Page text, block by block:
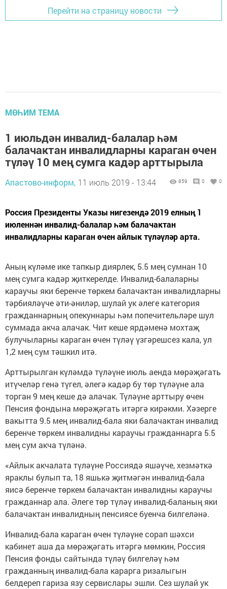
Перейти на страницу новости
МӨҺИМ ТЕМА
1 июльдән инвалид-балалар һәм
балачактан инвалидларны караган өчен
түләү 10 мең сумга кадәр арттырыла
Апастово-информ, 11 июль 2019 - 13:44 859 0 0
Россия Президенты Указы нигезендә 2019 елның 1
июленнән инвалид-балалар һәм балачактан
инвалидларны караган өчен айлык түләүләр арта.
Аның күләме ике тапкыр диярлек, 5.5 мең сумнан 10
мең сумга кадәр җиткерелде. Инвалид-балаларны
караучы яки беренче төркем балачактан инвалидларны
тәрбияләүче әти-әниләр, шулай ук әлеге категория
гражданнарның опекуннары һәм попечительләре шул
суммада акча алачак. Чит кеше ярдәменә мохтаҗ
булучыларны караган өчен түләү үзгәрешсез кала, ул
1,2 мең сум тәшкил итә.
Арттырылган күләмдә түләүне июль аенда мөрәҗәгать
итүчеләр генә түгел, әлегә кадәр бу төр түләүне ала
торган 9 мең кеше дә алачак. Түләүне арттыру өчен
Пенсия фондына мөрәҗәгать итәргә кирәкми. Хәзерге
вакытта 9.5 мең инвалид-бала яки балачактан инвалид
беренче төркем инвалидны караучы гражданнарга 5.5
мең сум акча түләнә.
«Айлык акчалата түләүне Россиядә яшәүче, хезмәткә
яраклы булып та, 18 яшькә җитмәгән инвалид-бала
яисә беренче төркем балачактан инвалидны караучы
гражданнар ала. Әлеге төр түләү инвалид-баланың яки
балачактан инвалидның пенсиясе буенча билгеләнә.
Инвалид-бала караган өчен түләүне сорап шәхси
кабинет аша да мөрәҗәгать итәргә мөмкин, Россия
Пенсия фонды сайтында түләү билгеләү һәм
гражданның инвалид-бала карарга ризалыгын
белдереп гариза язу сервислары эшли. Сез шулай ук